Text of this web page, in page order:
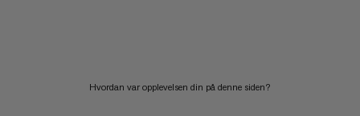
Hvordan var opplevelsen din på denne siden?